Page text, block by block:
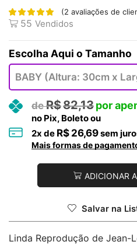
(2 avaliações de
55 Vendidos
Tamanho
R$82,13
no Pix, Boleto ou
2x de R$ 26,69sem
Mais formas de
ADICIONAR
Salvar na
Linda Reprodução de Jean-